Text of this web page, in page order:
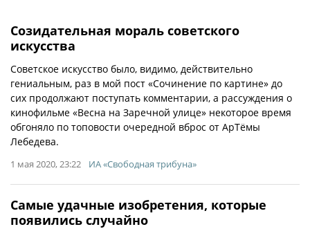
Созидательная мораль советского
искусства
Cоветское искусство было, видимо, действительно
гениальным, раз в мой пост «Сочинение по картине» до
сих продолжают поступать комментарии, а рассуждения о
кинофильме «Весна на Заречной улице» некоторое время
обгоняло по топовости очередной вброс от АрТёмы
Лебедева.
1 мая 2020, 23:22 ИА «Свободная трибуна»
Самые удачные изобретения, которые
появились случайно